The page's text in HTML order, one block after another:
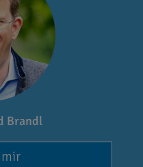
Brandl